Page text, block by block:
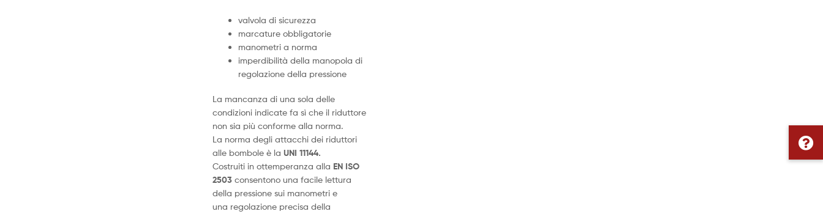
valvola di sicurezza
marcature obbligatorie
manometri a norma
imperdibilità della manopola di
regolazione della pressione
La mancanza di una sola delle
condizioni indicate fa sì che il riduttore
non sia più conforme alla norma.
La norma degli attacchi dei riduttori
alle bombole è la UNI 11144.
Costruiti in ottemperanza alla EN ISO
2503 consentono una facile lettura
della pressione sui manometri e
una regolazione precisa della